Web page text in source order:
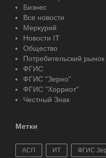
Бизнес
Все новости
Меркурий
Новости IT
Общество
Потребительский рынок
ФГИС
ФГИС "Зерно"
ФГИС "Хорриот"
Честный Знак
Метки
АСП ИТ ФГИС